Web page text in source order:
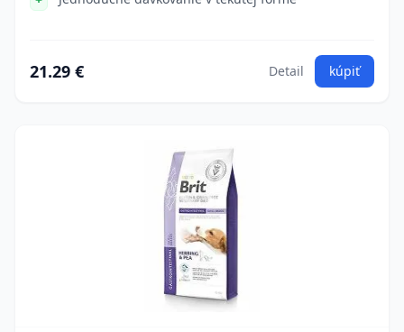
21.29 € Detail kúpiť